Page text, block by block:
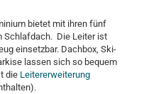
bietet mit ihren fünf
Schlafdach. Die Leiter ist
einsetzbar. Dachbox, Ski-
lassen sich so bequem
die Leitererweiterung